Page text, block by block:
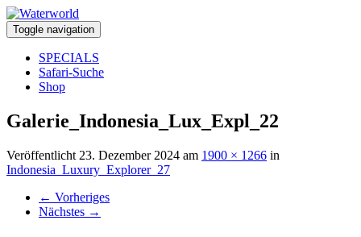
Toggle navigation
SPECIALS
Safari-Suche
Shop
Galerie_Indonesia_Lux_Expl_22
Veröffentlicht 23. Dezember 2024 am 1900 × 1266 in
Indonesia_Luxury_Explorer_27
← Vorheriges
Nächstes →